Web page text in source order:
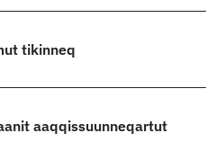
tikinneq
aaqqissuunneqartut